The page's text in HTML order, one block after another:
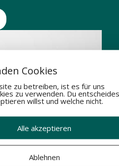
Cookies
zu betreiben, ist es für uns
zu verwenden. Du
willst und welche nicht.
Alle akzeptieren
Ablehnen